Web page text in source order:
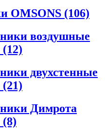
OMSONS (106)
воздушные
(12)
двухстенные
(21)
Димрота
(8)